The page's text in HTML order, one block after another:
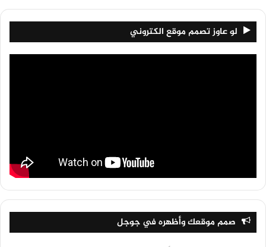
لو عاوز تصمم موقع الكتروني
صمم موقعك وأظهره في جوجل